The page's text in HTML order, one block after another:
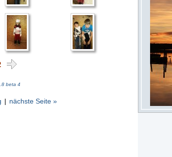
beta 4
| nächste Seite »